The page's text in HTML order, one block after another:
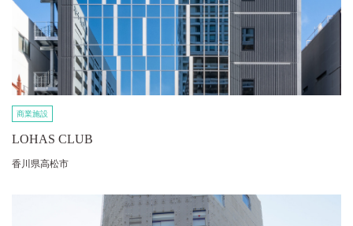
商業施設
LOHAS CLUB
香川県高松市